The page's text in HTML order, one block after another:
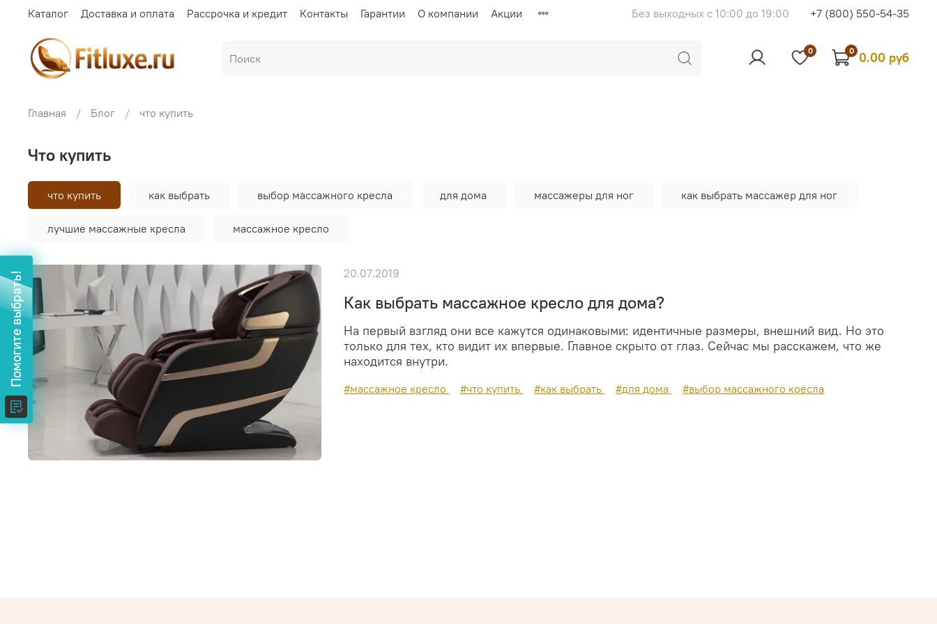
Помогите выбрать!
Каталог Доставка и оплата Рассрочка и кредит Контакты Гарантии О компании Акции Без выходных с 10:00 до 19:00 +7 (800) 550-54-35
0 0 0.00 руб
Главная Блог что купить
что купить
что купить как выбрать выбор массажного кресла для дома массажеры для ног как выбрать массажер для ног
лучшие массажные кресла массажное кресло
Как выбрать массажное кресло для дома?
На первый взгляд они все кажутся одинаковыми: идентичные размеры, внешний вид. Но это
только для тех, кто видит их впервые. Главное скрыто от глаз. Сейчас мы расскажем, что же
находится внутри.
20.07.2019
#массажное кресло #что купить #как выбрать #для дома #выбор массажного кресла